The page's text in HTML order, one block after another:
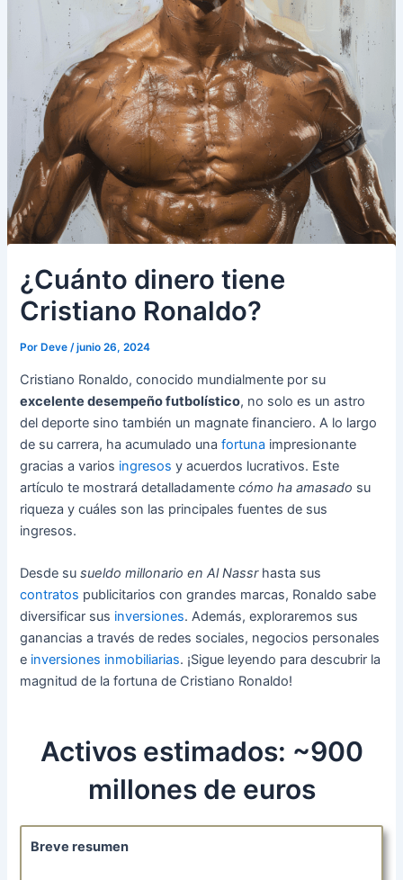
¿Cuánto dinero tiene
Cristiano Ronaldo?
Por Deve/junio 26, 2024
Cristiano Ronaldo, conocido mundialmente por su
excelente desempeño futbolístico, no solo es un astro
del deporte sino también un magnate financiero. A lo largo
de su carrera, ha acumulado unafortuna impresionante
gracias a varios ingresos y acuerdos lucrativos. Este
artículo te mostrará detalladamentecómo ha amasado su
riqueza y cuáles son las principales fuentes de sus
ingresos.
Desde susueldo millonario en Al Nassrhasta sus
contratos publicitarios con grandes marcas, Ronaldo sabe
diversificar sus inversiones. Además, exploraremos sus
ganancias a través de redes sociales, negocios personales
e inversiones inmobiliarias. ¡Sigue leyendo para descubrir la
magnitud de la fortuna de Cristiano Ronaldo!
Activos estimados: ~900
millones de euros
Breve resumen